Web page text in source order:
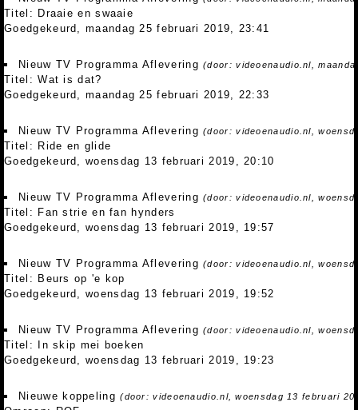
Titel: Draaie en swaaie
Goedgekeurd, maandag 25 februari 2019, 23:41
Nieuw TV Programma Aflevering(door: videoenaudio.nl,
Titel: Wat is dat?
Goedgekeurd, maandag 25 februari 2019, 22:33
Nieuw TV Programma Aflevering(door: videoenaudio.nl,
Titel: Ride en glide
Goedgekeurd, woensdag 13 februari 2019, 20:10
Nieuw TV Programma Aflevering(door: videoenaudio.nl,
Titel: Fan strie en fan hynders
Goedgekeurd, woensdag 13 februari 2019, 19:57
Nieuw TV Programma Aflevering(door: videoenaudio.nl,
Titel: Beurs op 'e kop
Goedgekeurd, woensdag 13 februari 2019, 19:52
Nieuw TV Programma Aflevering(door: videoenaudio.nl,
Titel: In skip mei boeken
Goedgekeurd, woensdag 13 februari 2019, 19:23
Nieuwe koppeling(door: videoenaudio.nl, woensdag 13 februari